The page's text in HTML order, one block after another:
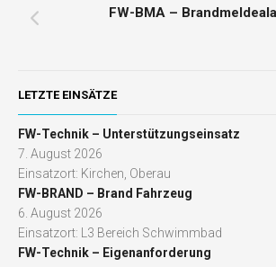
FW-BMA –
LETZTE EINSÄTZE
FW-Technik – Unterstützungseinsatz
7. August 2026
Einsatzort: Kirchen, Oberau
FW-BRAND – Brand Fahrzeug
6. August 2026
Einsatzort: L3 Bereich Schwimmbad
FW-Technik – Eigenanforderung